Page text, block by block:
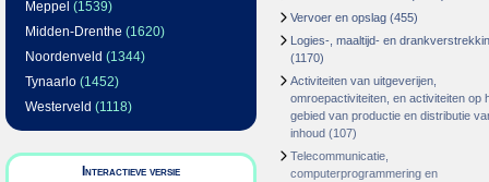
Meppel (1539)
Midden-Drenthe (1620)
Noordenveld (1344)
Tynaarlo (1452)
Westerveld (1118)
Interactieve versie
Vervoer en opslag (455)
Logies-, maaltijd- en
(1170)
Activiteiten van uitgeverijen,
omroepactiviteiten, en activiteiten op
gebied van productie en distributie
inhoud (107)
Telecommunicatie,
computerprogrammering en